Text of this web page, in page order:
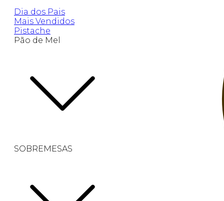
Dia dos Pais
Mais Vendidos
Pistache
Pão de Mel
SOBREMESAS